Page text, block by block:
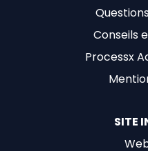
Conseils
Processx
SITE